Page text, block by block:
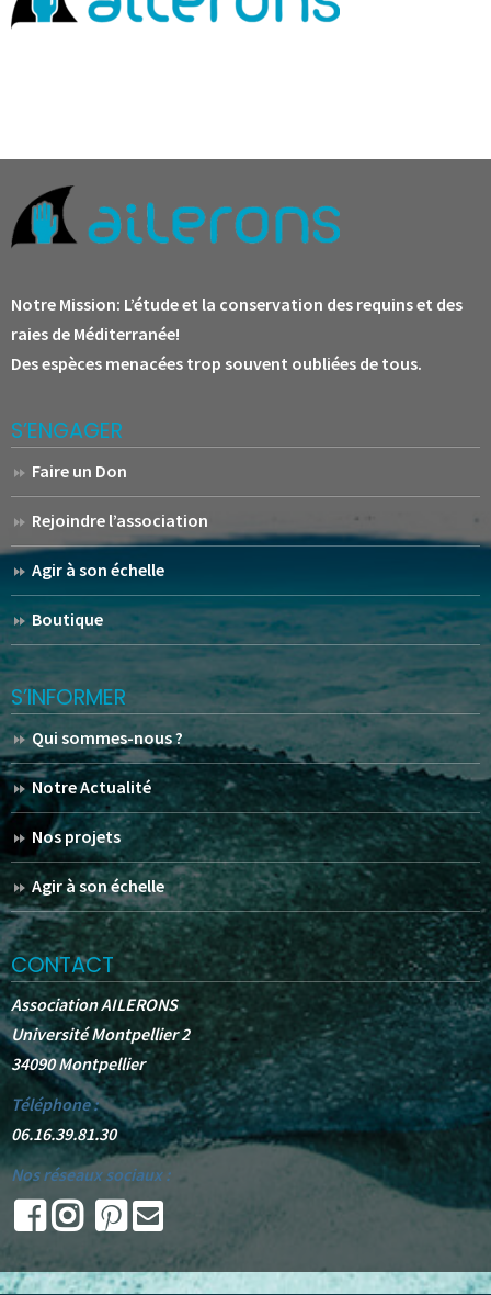
Notre Mission: L’étude et la conservation des requins et des
raies de Méditerranée!
Des espèces menacées trop souvent oubliées de tous.
S’ENGAGER
Faire un Don
Rejoindre l’association
Agir à son échelle
Boutique
S’INFORMER
Qui sommes-nous ?
Notre Actualité
Nos projets
Agir à son échelle
CONTACT
Association AILERONS
Université Montpellier 2
34090 Montpellier
Téléphone :
06.16.39.81.30
Nos réseaux sociaux :